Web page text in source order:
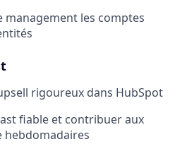
management les comptes
rigoureux dans HubSpot
fiable et contribuer aux
hebdomadaires